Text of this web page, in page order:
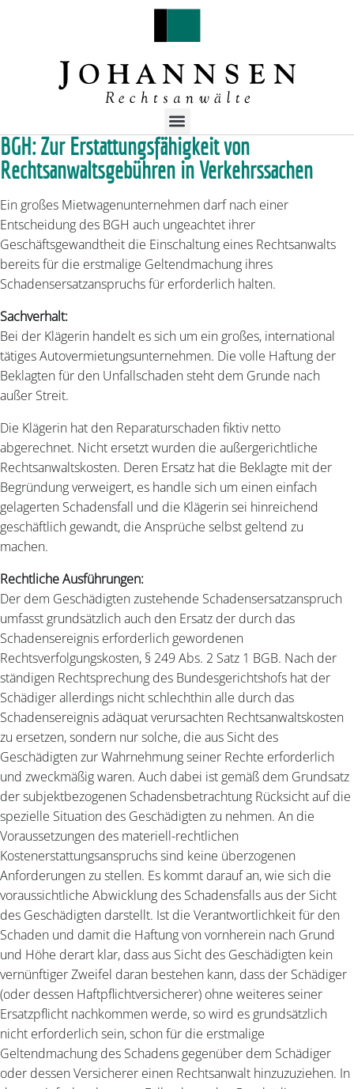
BGH: Zur Erstattungsfähigkeit von
Rechtsanwaltsgebühren in Verkehrssachen
Ein großes Mietwagenunternehmen darf nach einer
Entscheidung des BGH auch ungeachtet ihrer
Geschäftsgewandtheit die Einschaltung eines Rechtsanwalts
bereits für die erstmalige Geltendmachung ihres
Schadensersatzanspruchs für erforderlich halten.
Sachverhalt:
Bei der Klägerin handelt es sich um ein großes, international
tätiges Autovermietungsunternehmen. Die volle Haftung der
Beklagten für den Unfallschaden steht dem Grunde nach
außer Streit.
Die Klägerin hat den Reparaturschaden fiktiv netto
abgerechnet. Nicht ersetzt wurden die außergerichtliche
Rechtsanwaltskosten. Deren Ersatz hat die Beklagte mit der
Begründung verweigert, es handle sich um einen einfach
gelagerten Schadensfall und die Klägerin sei hinreichend
geschäftlich gewandt, die Ansprüche selbst geltend zu
machen.
Rechtliche Ausführungen:
Der dem Geschädigten zustehende Schadensersatzanspruch
umfasst grundsätzlich auch den Ersatz der durch das
Schadensereignis erforderlich gewordenen
Rechtsverfolgungskosten, § 249 Abs. 2 Satz 1 BGB. Nach der
ständigen Rechtsprechung des Bundesgerichtshofs hat der
Schädiger allerdings nicht schlechthin alle durch das
Schadensereignis adäquat verursachten Rechtsanwaltskosten
zu ersetzen, sondern nur solche, die aus Sicht des
Geschädigten zur Wahrnehmung seiner Rechte erforderlich
und zweckmäßig waren. Auch dabei ist gemäß dem Grundsatz
der subjektbezogenen Schadensbetrachtung Rücksicht auf die
spezielle Situation des Geschädigten zu nehmen. An die
Voraussetzungen des materiell-rechtlichen
Kostenerstattungsanspruchs sind keine überzogenen
Anforderungen zu stellen. Es kommt darauf an, wie sich die
voraussichtliche Abwicklung des Schadensfalls aus der Sicht
des Geschädigten darstellt. Ist die Verantwortlichkeit für den
Schaden und damit die Haftung von vornherein nach Grund
und Höhe derart klar, dass aus Sicht des Geschädigten kein
vernünftiger Zweifel daran bestehen kann, dass der Schädiger
(oder dessen Haftpflichtversicherer) ohne weiteres seiner
Ersatzpflicht nachkommen werde, so wird es grundsätzlich
nicht erforderlich sein, schon für die erstmalige
Geltendmachung des Schadens gegenüber dem Schädiger
oder dessen Versicherer einen Rechtsanwalt hinzuzuziehen. In